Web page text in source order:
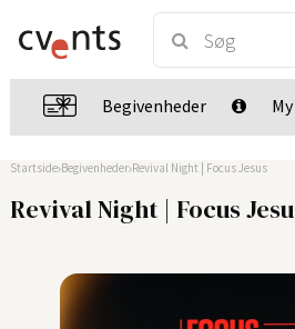
Begivenheder
Startside Begivenheder Revival Night | Focus Jesus
Revival Night | Focus